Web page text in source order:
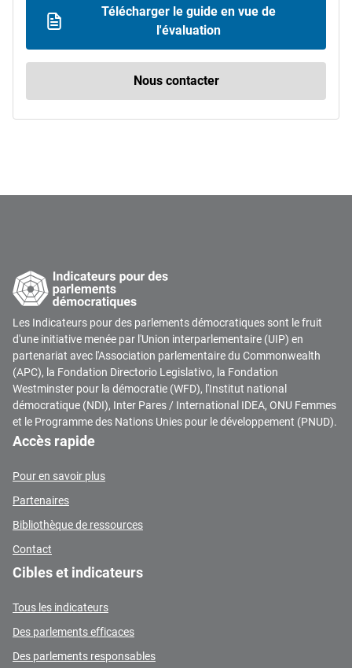
Télécharger le guide en vue de
l'évaluation
Nous contacter
Les Indicateurs pour des parlements démocratiques sont le fruit
d'une initiative menée par l'Union interparlementaire (UIP) en
partenariat avec l'Association parlementaire du Commonwealth
(APC), la Fondation Directorio Legislativo, la Fondation
Westminster pour la démocratie (WFD), l'Institut national
démocratique (NDI), Inter Pares / International IDEA, ONU Femmes
et le Programme des Nations Unies pour le développement (PNUD).
Accès rapide
Pour en savoir plus
Partenaires
Bibliothèque de ressources
Contact
Cibles et indicateurs
Tous les indicateurs
Des parlements efficaces
Des parlements responsables